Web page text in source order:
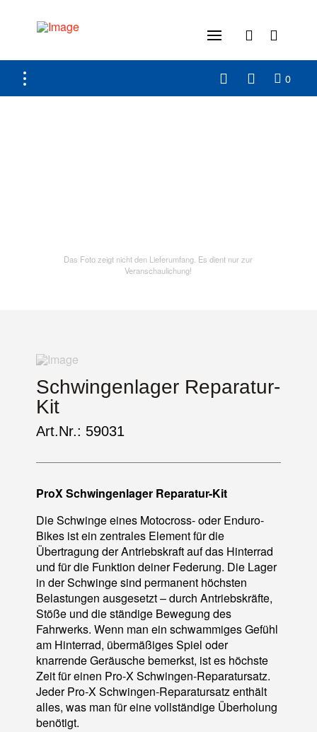
0
Das Foto zeigt nicht den Lieferumfang. Es dient nur zur
Veranschaulichung!
Schwingenlager Reparatur-
Kit
Art.Nr.: 59031
ProX Schwingenlager Reparatur-Kit
Die Schwinge eines Motocross- oder Enduro-
Bikes ist ein zentrales Element für die
Übertragung der Antriebskraft auf das Hinterrad
und für die Funktion deiner Federung. Die Lager
in der Schwinge sind permanent höchsten
Belastungen ausgesetzt – durch Antriebskräfte,
Stöße und die ständige Bewegung des
Fahrwerks. Wenn man ein schwammiges Gefühl
am Hinterrad, übermäßiges Spiel oder
knarrende Geräusche bemerkst, ist es höchste
Zeit für einen Pro-X Schwingen-Reparatursatz.
Jeder Pro-X Schwingen-Reparatursatz enthält
alles, was man für eine vollständige Überholung
benötigt.